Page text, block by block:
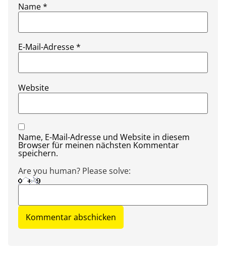
Name*
E-Mail-Adresse*
Website
Name, E-Mail-Adresse und Website in diesem
Browser für meinen nächsten Kommentar
speichern.
Are you human? Please solve: